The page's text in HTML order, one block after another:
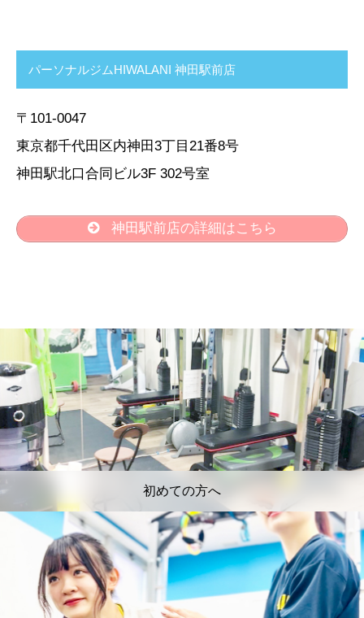
パーソナルジムHIWALANI 神田駅前店
〒101-0047
東京都千代田区内神田3丁目21番8号
神田駅北口合同ビル3F 302号室
神田駅前店の詳細はこちら
初めての方へ